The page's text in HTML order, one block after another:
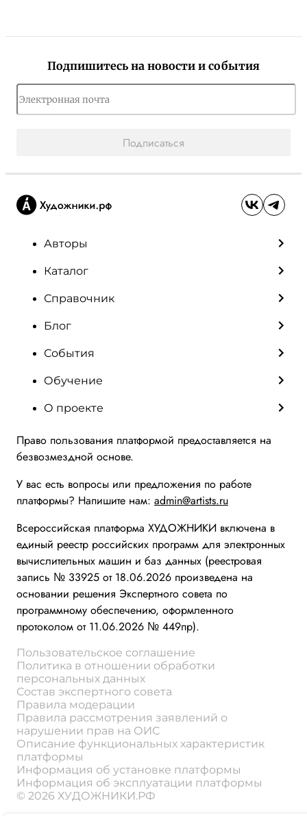
Подпишитесь на новости и события
Подписаться
Авторы
Каталог
Справочник
Блог
События
Обучение
О проекте
Право пользования платформой предоставляется на
безвозмездной основе.
У вас есть вопросы или предложения по работе
платформы? Напишите нам: admin@artists.ru
Всероссийская платформа ХУДОЖНИКИ включена в
единый реестр российских программ для электронных
вычислительных машин и баз данных (реестровая
запись № 33925 от 18.06.2026 произведена на
основании решения Экспертного совета по
программному обеспечению, оформленного
протоколом от 11.06.2026 № 449пр).
Пользовательское соглашение
Политика в отношении обработки
персональных данных
Состав экспертного совета
Правила модерации
Правила рассмотрения заявлений о
нарушении прав на ОИС
Описание функциональных характеристик
платформы
Информация об установке платформы
Информация об эксплуатации платформы
© 2026 ХУДОЖНИКИ.РФ